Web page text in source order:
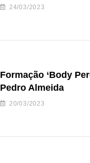
24/03/2023
Formação ‘Body
Pedro Almeida
20/03/2023